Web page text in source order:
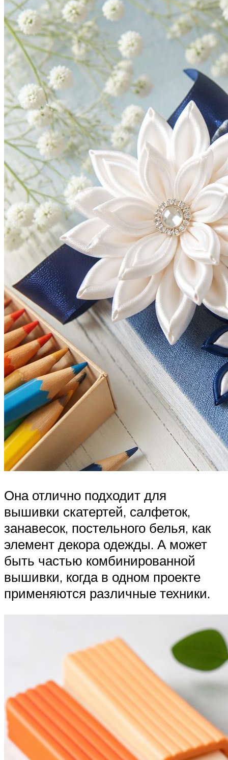
Она отлично подходит для
вышивки скатертей, салфеток,
занавесок, постельного белья, как
элемент декора одежды. А может
быть частью комбинированной
вышивки, когда в одном проекте
применяются различные техники.